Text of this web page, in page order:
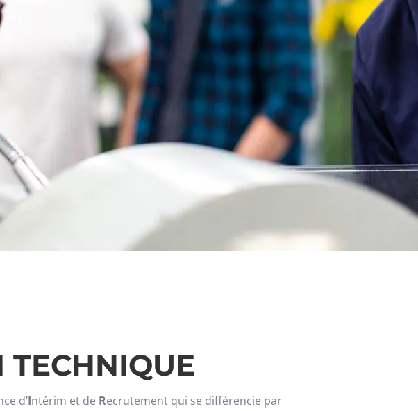
TECHNIQUE
d’Intérim et de Recrutement qui se différencie par